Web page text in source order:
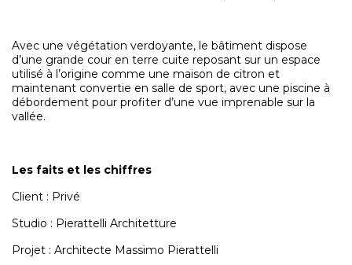
Avec une végétation verdoyante, le bâtiment dispose
d’une grande cour en terre cuite reposant sur un espace
utilisé à l’origine comme une maison de citron et
maintenant convertie en salle de sport, avec une piscine à
débordement pour profiter d’une vue imprenable sur la
vallée.
Les faits et les chiffres
Client : Privé
Studio : Pierattelli Architetture
Projet : Architecte Massimo Pierattelli